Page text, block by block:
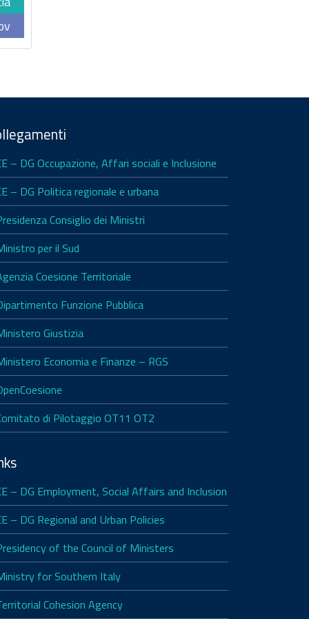
– DG Occupazione, Affari sociali e Inclusione
– DG Politica regionale e urbana
Consiglio dei Ministri
per il Sud
Coesione Territoriale
Funzione Pubblica
Giustizia
Economia e Finanze – RGS
di Pilotaggio OT11 OT2
– DG Employment, Social Affairs and Inclusion
– DG Regional and Urban Policies
of the Council of Ministers
for Southern Italy
Cohesion Agency